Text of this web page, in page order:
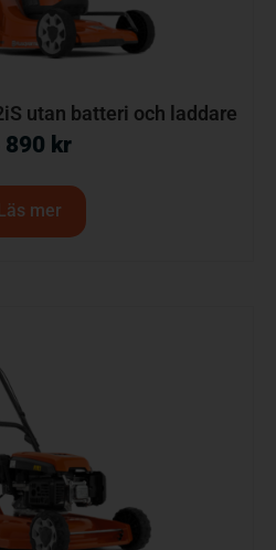
utan batteri och laddare
890 kr
mer